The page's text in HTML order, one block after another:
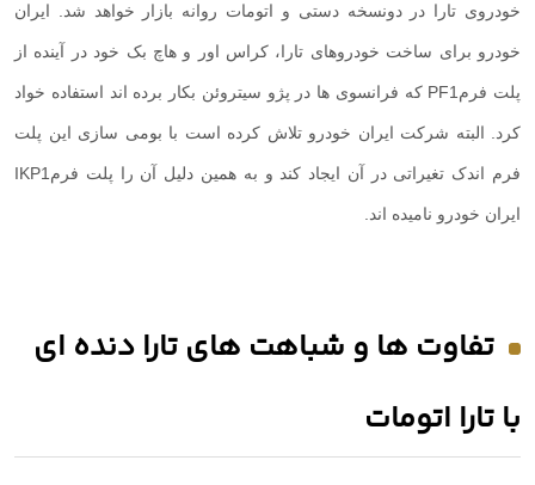
خودروی تارا در دونسخه دستی و اتومات روانه بازار خواهد شد. ایران
خودرو برای ساخت خودروهای تارا، کراس اور و هاچ بک خود در آینده از
پلت فرم PF1 که فرانسوی ها در پژو سیتروئن بکار برده اند استفاده خواد
کرد. البته شرکت ایران خودرو تلاش کرده است با بومی سازی این پلت
فرم اندک تغیراتی در آن ایجاد کند و به همین دلیل آن را پلت فرم IKP1
ایران خودرو نامیده اند.
تفاوت ها و شباهت های تارا دنده ای
با تارا اتومات